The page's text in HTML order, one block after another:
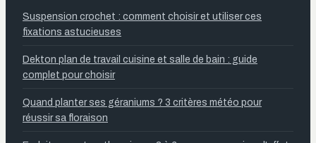
Suspension crochet : comment choisir et utiliser ces
fixations astucieuses
Dekton plan de travail cuisine et salle de bain : guide
complet pour choisir
Quand planter ses géraniums ? 3 critères météo pour
réussir sa floraison